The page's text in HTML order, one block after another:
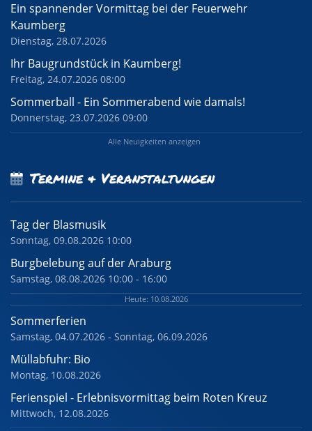
Ein spannender Vormittag bei der Feuerwehr
Kaumberg
Dienstag, 28.07.2026
Ihr Baugrundstück in Kaumberg!
Freitag, 24.07.2026 08:00
Sommerball - Ein Sommerabend wie damals!
Donnerstag, 23.07.2026 09:00
Alle Neuigkeiten anzeigen
Termine & Veranstaltungen
Tag der Blasmusik
Sonntag, 09.08.2026 10:00
Burgbelebung auf der Araburg
Samstag, 08.08.2026 10:00 - 16:00
Heute: 10.08.2026
Sommerferien
Samstag, 04.07.2026 - Sonntag, 06.09.2026
Müllabfuhr: Bio
Montag, 10.08.2026
Ferienspiel - Erlebnisvormittag beim Roten Kreuz
Mittwoch, 12.08.2026